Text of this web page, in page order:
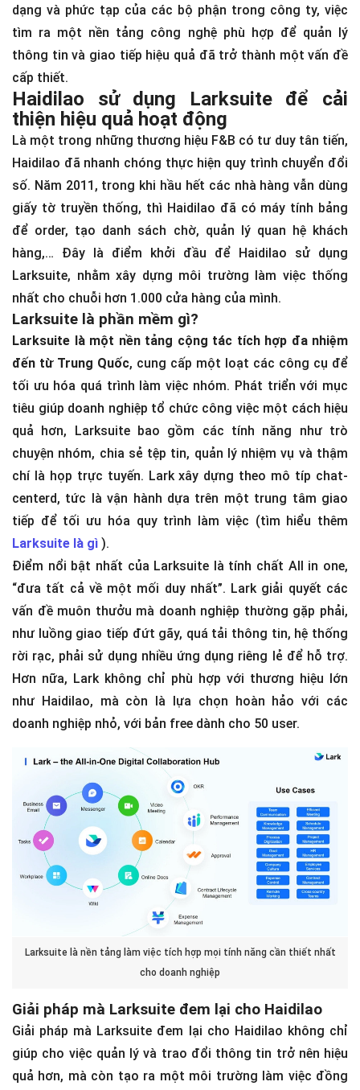
dạng và phức tạp của các bộ phận trong công ty, việc
tìm ra một nền tảng công nghệ phù hợp để quản lý
thông tin và giao tiếp hiệu quả đã trở thành một vấn đề
cấp thiết.
Haidilao sử dụng Larksuite để cải
thiện hiệu quả hoạt động
Là một trong những thương hiệu F&B có tư duy tân tiến,
Haidilao đã nhanh chóng thực hiện quy trình chuyển đổi
số. Năm 2011, trong khi hầu hết các nhà hàng vẫn dùng
giấy tờ truyền thống, thì Haidilao đã có máy tính bảng
để order, tạo danh sách chờ, quản lý quan hệ khách
hàng,… Đây là điểm khởi đầu để Haidilao sử dụng
Larksuite, nhằm xây dựng môi trường làm việc thống
nhất cho chuỗi hơn 1.000 cửa hàng của mình.
Larksuite là phần mềm gì?
Larksuite là một nền tảng cộng tác tích hợp đa nhiệm
đến từ Trung Quốc, cung cấp một loạt các công cụ để
tối ưu hóa quá trình làm việc nhóm. Phát triển với mục
tiêu giúp doanh nghiệp tổ chức công việc một cách hiệu
quả hơn, Larksuite bao gồm các tính năng như trò
chuyện nhóm, chia sẻ tệp tin, quản lý nhiệm vụ và thậm
chí là họp trực tuyến. Lark xây dựng theo mô típ chat-
centerd, tức là vận hành dựa trên một trung tâm giao
tiếp để tối ưu hóa quy trình làm việc (tìm hiểu thêm
Larksuite là gì ).
Điểm nổi bật nhất của Larksuite là tính chất All in one,
“đưa tất cả về một mối duy nhất”. Lark giải quyết các
vấn đề muôn thưởu mà doanh nghiệp thường gặp phải,
như luồng giao tiếp đứt gãy, quá tải thông tin, hệ thống
rời rạc, phải sử dụng nhiều ứng dụng riêng lẻ để hỗ trợ.
Hơn nữa, Lark không chỉ phù hợp với thương hiệu lớn
như Haidilao, mà còn là lựa chọn hoàn hảo với các
doanh nghiệp nhỏ, với bản free dành cho 50 user.
Larksuite là nền tảng làm việc tích hợp mọi tính năng cần thiết nhất
cho doanh nghiệp
Giải pháp mà Larksuite đem lại cho Haidilao
Giải pháp mà Larksuite đem lại cho Haidilao không chỉ
giúp cho việc quản lý và trao đổi thông tin trở nên hiệu
quả hơn, mà còn tạo ra một môi trường làm việc đồng